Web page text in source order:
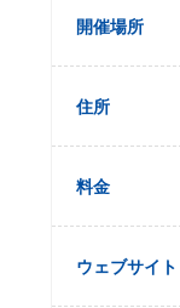
開催場所
住所
料金
ウェブサイト